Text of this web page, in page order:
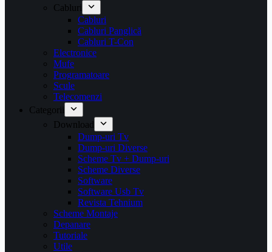
Cabluri
Cabluri
Cabluri Panglică
Cabluri T-Con
Electronice
Mufe
Programatoare
Scule
Telecomenzi
Categorii
Download
Dump-uri Tv
Dump-uri Diverse
Scheme Tv + Dump-uri
Scheme Diverse
Software
Software Usb Tv
Revista Tehnium
Scheme Montaje
Depanare
Tutoriale
Utile